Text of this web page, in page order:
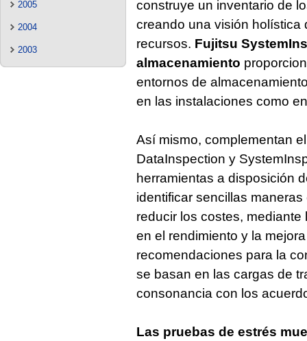
2005
2004
2003
construye un inventario de
creando una visión holística
recursos. Fujitsu
almacenamiento
entornos de
en las instalaciones como
Así mismo, complementan
DataInspection y
herramientas a disposición
identificar sencillas
reducir los costes,
en el rendimiento y la
recomendaciones para la
se basan en las cargas de
consonancia con los
Las pruebas de estrés